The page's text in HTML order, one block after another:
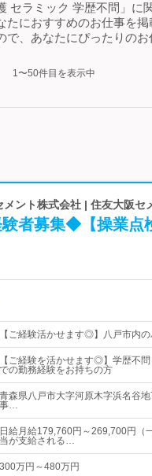
セラミック 学歴不問」
たにおすすめのお仕事を
で、あなたにぴったりの
1〜50件目を表示中
メント株式会社 | 住友大阪
者募集◆【操業点
【ご経験活かせます◎】八戸市内
【ご経験を活かせます◎】学歴不
での勤務経験をお持ちの方
青森県八戸市大字河原木字浜名谷
事…
日給月給179,760円～269,700円（
当が支給される…
300万円～480万円